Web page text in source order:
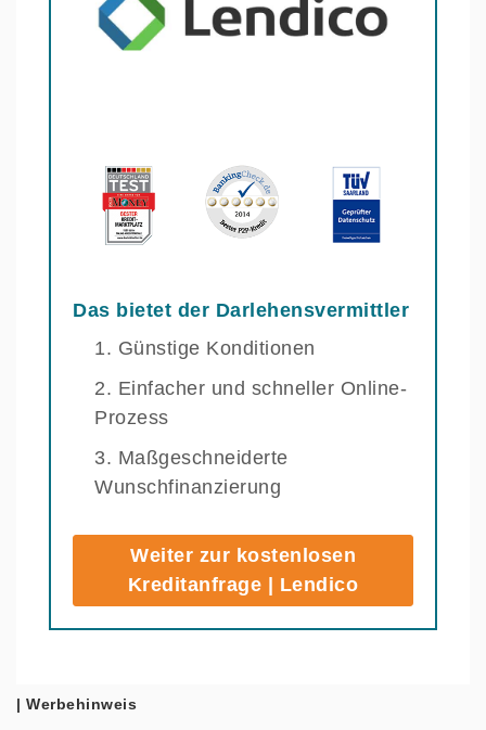
Das bietet der Darlehensvermittler
Günstige Konditionen
Einfacher und schneller Online-
Prozess
Maßgeschneiderte
Wunschfinanzierung
Weiter zur kostenlosen
Kreditanfrage | Lendico
| Werbehinweis